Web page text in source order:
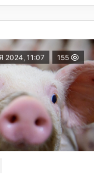
2024, 11:07 155